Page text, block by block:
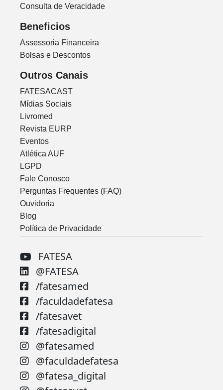
Consulta de Veracidade
Beneficios
Assessoria Financeira
Bolsas e Descontos
Outros Canais
FATESACAST
Mídias Sociais
Livromed
Revista EURP
Eventos
Atlética AUF
LGPD
Fale Conosco
Perguntas Frequentes (FAQ)
Ouvidoria
Blog
Política de Privacidade
FATESA
@FATESA
/fatesamed
/faculdadefatesa
/fatesavet
/fatesadigital
@fatesamed
@faculdadefatesa
@fatesa_digital